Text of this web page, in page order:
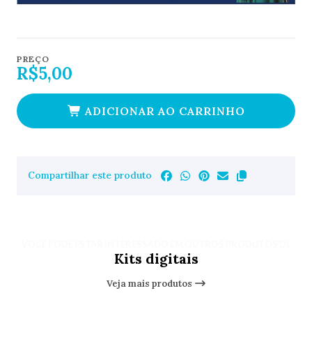
PREÇO
R$5,00
ADICIONAR AO CARRINHO
Compartilhar este produto
Kits digitais
Veja mais produtos